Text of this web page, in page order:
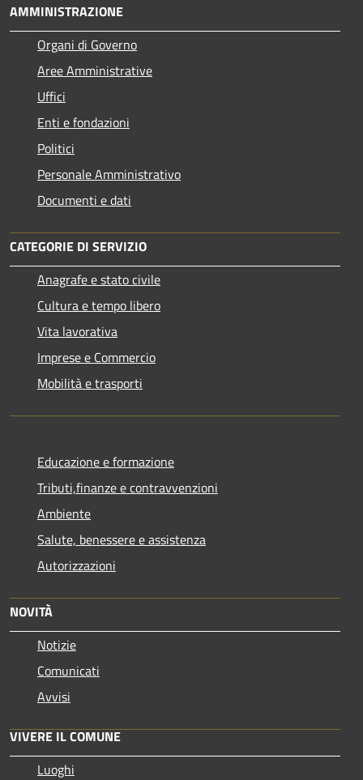
AMMINISTRAZIONE
Organi di Governo
Aree Amministrative
Uffici
Enti e fondazioni
Politici
Personale Amministrativo
Documenti e dati
CATEGORIE DI SERVIZIO
Anagrafe e stato civile
Cultura e tempo libero
Vita lavorativa
Imprese e Commercio
Mobilità e trasporti
Educazione e formazione
Tributi,finanze e contravvenzioni
Ambiente
Salute, benessere e assistenza
Autorizzazioni
NOVITÀ
Notizie
Comunicati
Avvisi
VIVERE IL COMUNE
Luoghi